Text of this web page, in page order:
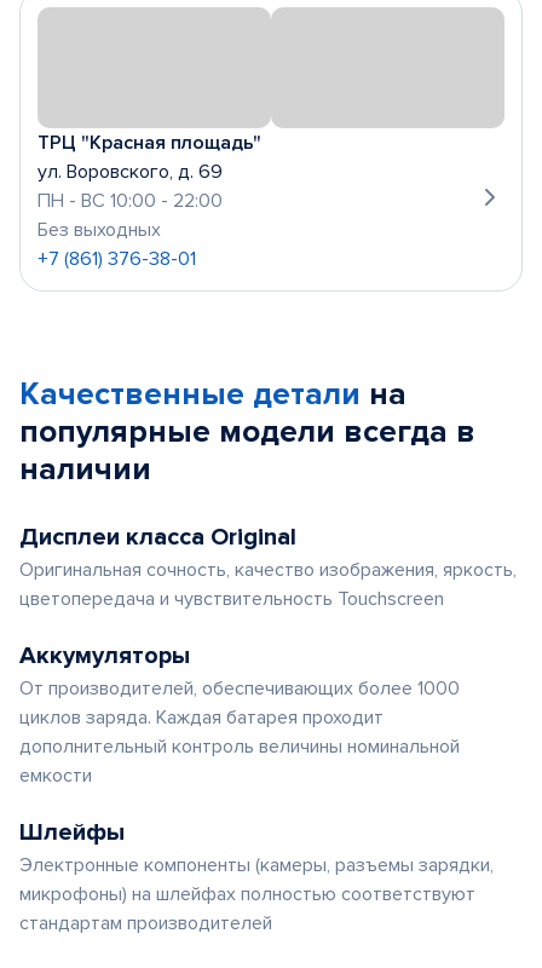
ТРЦ "Красная площадь"
ул. Воровского, д. 69
ПН - ВС 10:00 - 22:00
Без выходных
+7 (861) 376-38-01
Качественные детали на
популярные модели всегда в
наличии
Дисплеи класса Original
Оригинальная сочность, качество изображения, яркость,
цветопередача и чувствительность Touchscreen
Аккумуляторы
От производителей, обеспечивающих более 1000
циклов заряда. Каждая батарея проходит
дополнительный контроль величины номинальной
емкости
Шлейфы
Электронные компоненты (камеры, разъемы зарядки,
микрофоны) на шлейфах полностью соответствуют
стандартам производителей